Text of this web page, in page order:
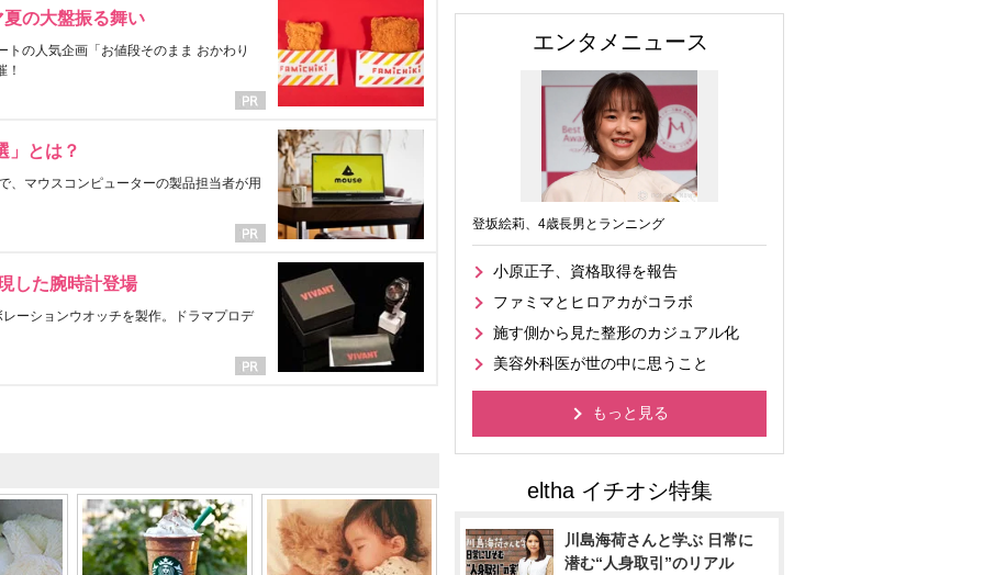
の大盤振る舞い
の人気企画「お値段そのまま おかわり
！
」とは？
、マウスコンピューターの製品担当者が用
した腕時計登場
ーションウオッチを製作。ドラマプロデ
エンタメニュース
登坂絵莉、4歳長男とランニング
小原正子、資格取得を報告
ファミマとヒロアカがコラボ
施す側から見た整形のカジュアル化
美容外科医が世の中に思うこと
もっと見る
川島海荷さんと学ぶ 日常に
潜む“人身取引”のリアル